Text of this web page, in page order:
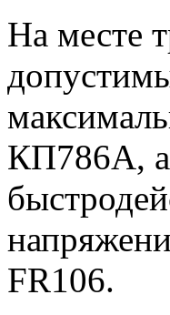
На месте
КП786А,
FR106.